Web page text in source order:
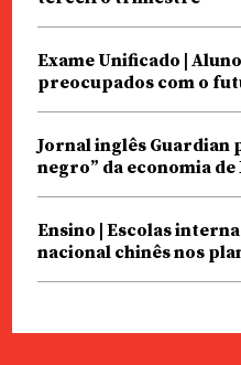
Exame Unificado |
preocupados com o
Jornal inglês Guardian
negro” da economia de
Ensino | Escolas
nacional chinês nos